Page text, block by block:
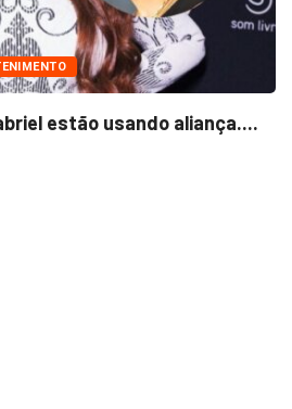
estão usando aliança....